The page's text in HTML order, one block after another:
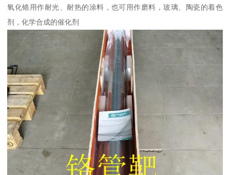
氧化铬用作耐光、耐热的涂料，也可用作磨料，玻璃、陶瓷的着色
剂，化学合成的催化剂